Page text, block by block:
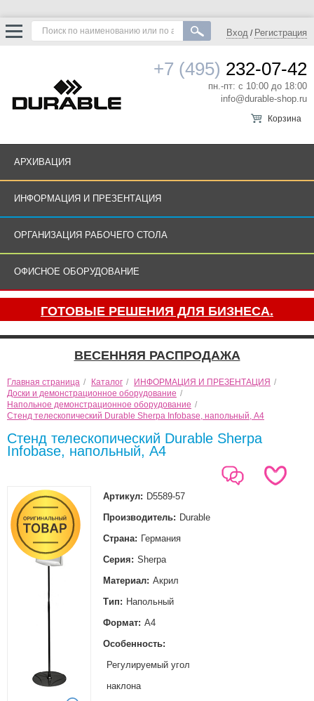
Вход / Регистрация
+7 (495) 232-07-42
пн.-пт: с 10:00 до 18:00
info@durable-shop.ru
Корзина
АРХИВАЦИЯ
ИНФОРМАЦИЯ И ПРЕЗЕНТАЦИЯ
ОРГАНИЗАЦИЯ РАБОЧЕГО СТОЛА
ОФИСНОЕ ОБОРУДОВАНИЕ
ГОТОВЫЕ РЕШЕНИЯ ДЛЯ БИЗНЕСА.
ВЕСЕННЯЯ РАСПРОДАЖА
Главная страница / Каталог / ИНФОРМАЦИЯ И ПРЕЗЕНТАЦИЯ /
Доски и демонстрационное оборудование /
Напольное демонстрационное оборудование /
Стенд телескопический Durable Sherpa Infobase, напольный, А4
Стенд телескопический Durable Sherpa
Infobase, напольный, А4
Артикул: D5589-57
Производитель: Durable
Страна: Германия
Серия: Sherpa
Материал: Акрил
Тип: Напольный
Формат: А4
Особенность:
Регулируемый угол
наклона